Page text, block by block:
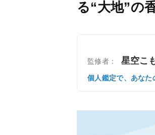
る“大地”の
監修者： 星空こ
個人鑑定で、あな